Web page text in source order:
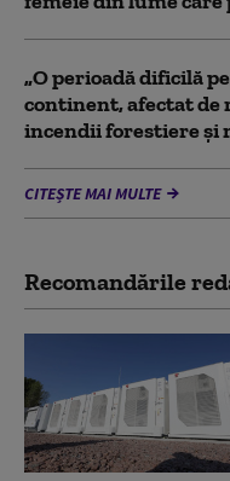
„O perioadă dificilă
continent, afectat de
incendii forestiere și
CITEȘTE MAI MULTE
Recomandările